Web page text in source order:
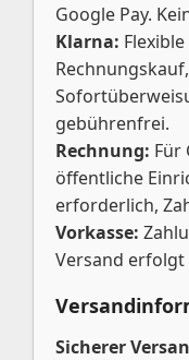
Google Pay.
Klarna:
gebührenfrei.
Rechnung: Für
öffentliche
erforderlich,
Vorkasse:
Versand erfolgt
Sicherer